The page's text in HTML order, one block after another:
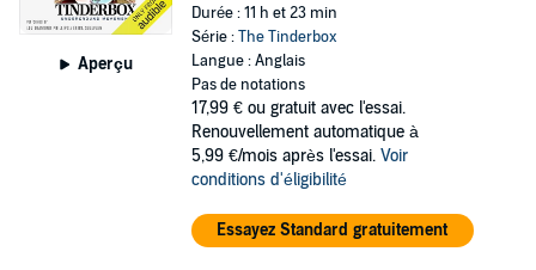
Aperçu
Durée : 11 h et 23 min
Série :The Tinderbox
Langue : Anglais
Pas de notations
17,99 € ou gratuit avec l'essai.
Renouvellement automatique à
5,99 €/mois après l'essai. Voir
conditions d'éligibilité
Essayez Standard gratuitement